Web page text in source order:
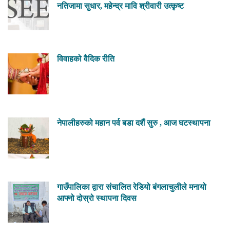
नतिजामा सुधार, महेन्द्र मावि श्रीवारी उत्कृष्ट
विवाहको वैदिक रीति
नेपालीहरुको महान पर्व बडा दशैं सुरु , आज घटस्थापना
गाउँपालिका द्वारा संचालित रेडियो बंगलाचुलीले मनायो
आफ्नो दोस्रो स्थापना दिवस